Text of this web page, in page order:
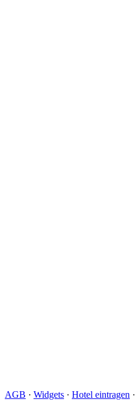
AGB · Widgets · Hotel eintragen ·